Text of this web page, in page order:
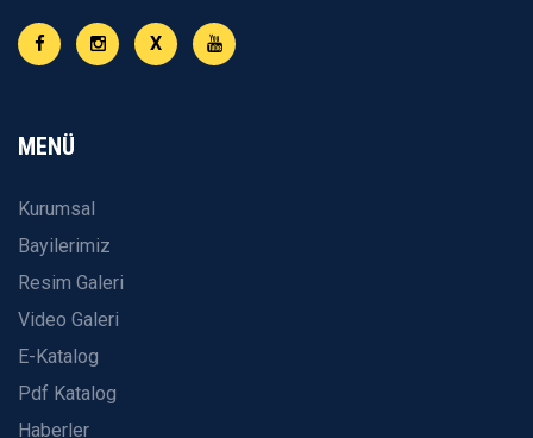
X
MENÜ
Kurumsal
Bayilerimiz
Resim Galeri
Video Galeri
E-Katalog
Pdf Katalog
Haberler